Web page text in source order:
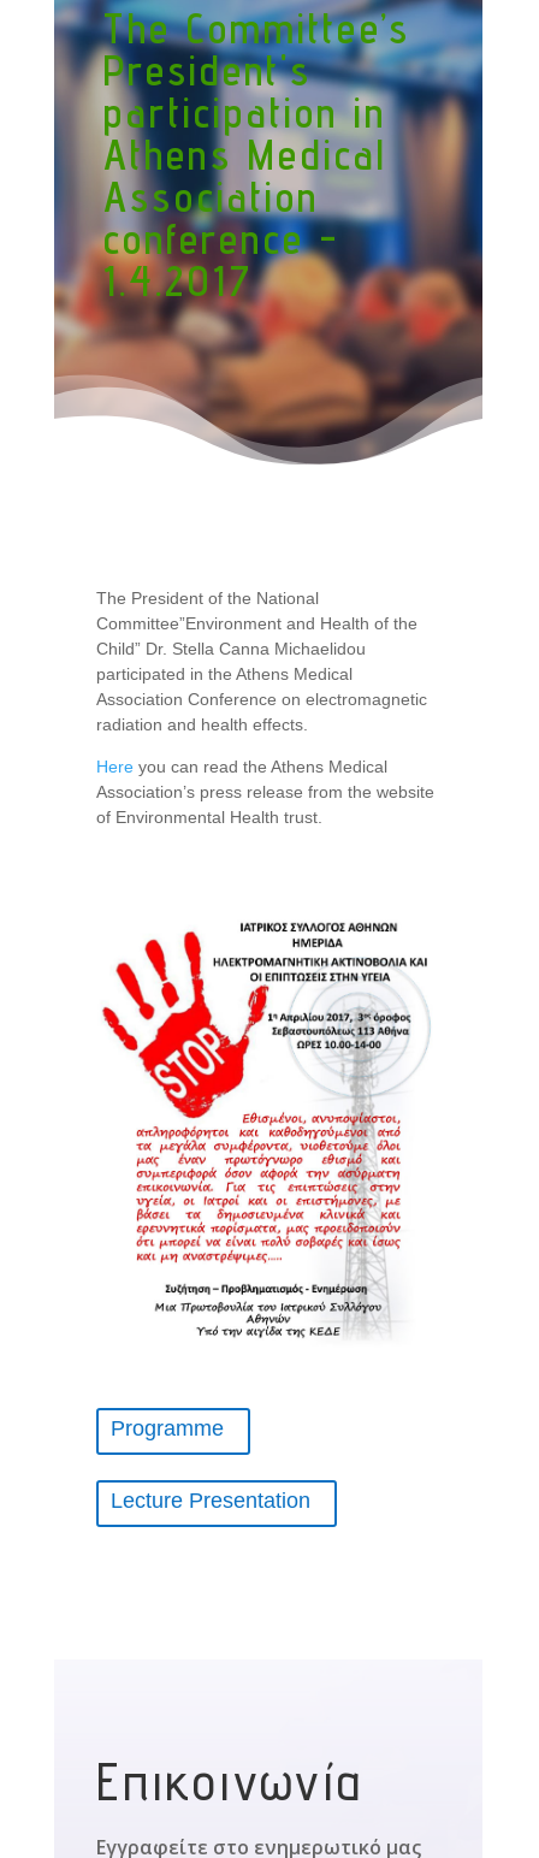
The Committee’s
President's
participation in
Athens Medical
Association
conference -
1.4.2017
The President of the National
Committee”Environment and Health of the
Child” Dr. Stella Canna Michaelidou
participated in the Athens Medical
Association Conference on electromagnetic
radiation and health effects.
Hereyou can read the Athens Medical
Association’s press release from the website
of Environmental Health trust.
Programme
Lecture Presentation
Επικοινωνία
Εγγραφείτε στο ενημερωτικό μας